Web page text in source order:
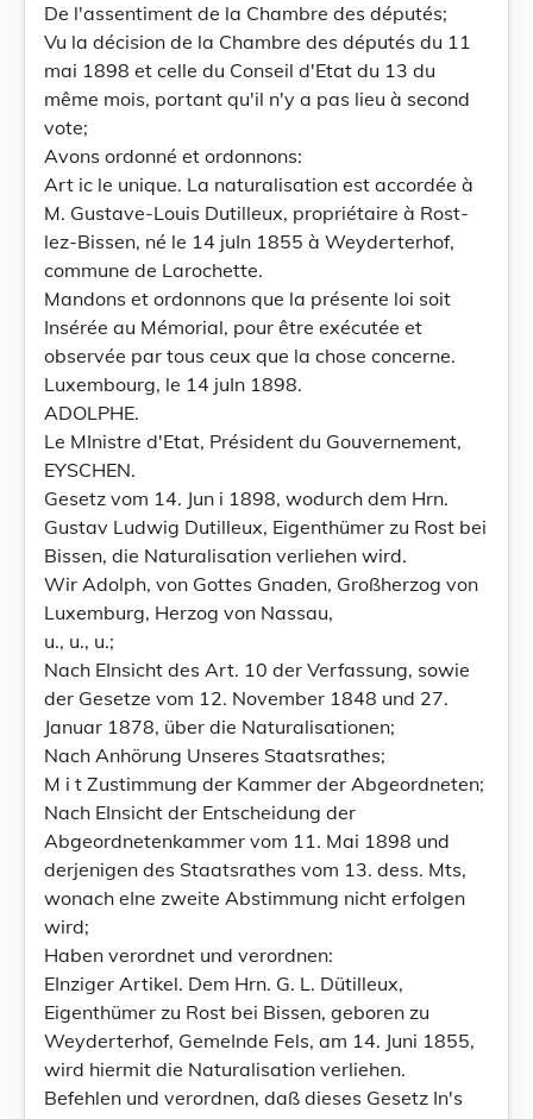
De l'assentiment de la Chambre des députés;
Vu la décision de la Chambre des députés du 11
mai 1898 et celle du Conseil d'Etat du 13 du
même mois, portant qu'il n'y a pas lieu à second
vote;
Avons ordonné et ordonnons:
Art ic le unique. La naturalisation est accordée à
M. Gustave-Louis Dutilleux, propriétaire à Rost-
lez-Bissen, né le 14 juIn 1855 à Weyderterhof,
commune de Larochette.
Mandons et ordonnons que la présente loi soit
Insérée au Mémorial, pour être exécutée et
observée par tous ceux que la chose concerne.
Luxembourg, le 14 juIn 1898.
ADOLPHE.
Le MInistre d'Etat, Président du Gouvernement,
EYSCHEN.
Gesetz vom 14. Jun i 1898, wodurch dem Hrn.
Gustav Ludwig Dutilleux, Eigenthümer zu Rost bei
Bissen, die Naturalisation verliehen wird.
Wir Adolph, von Gottes Gnaden, Großherzog von
Luxemburg, Herzog von Nassau,
u., u., u.;
Nach EInsicht des Art. 10 der Verfassung, sowie
der Gesetze vom 12. November 1848 und 27.
Januar 1878, über die Naturalisationen;
Nach Anhörung Unseres Staatsrathes;
M i t Zustimmung der Kammer der Abgeordneten;
Nach EInsicht der Entscheidung der
Abgeordnetenkammer vom 11. Mai 1898 und
derjenigen des Staatsrathes vom 13. dess. Mts,
wonach eIne zweite Abstimmung nicht erfolgen
wird;
Haben verordnet und verordnen:
EInziger Artikel. Dem Hrn. G. L. Dütilleux,
Eigenthümer zu Rost bei Bissen, geboren zu
Weyderterhof, GemeInde Fels, am 14. Juni 1855,
wird hiermit die Naturalisation verliehen.
Befehlen und verordnen, daß dieses Gesetz In's